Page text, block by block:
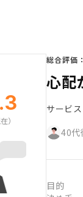
）
総合評価：
心配
サービス
40代
目的